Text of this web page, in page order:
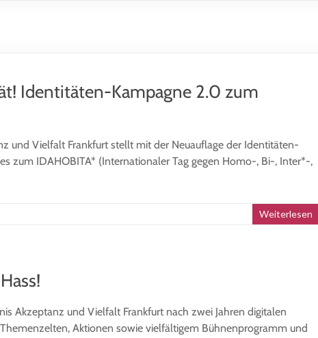
Identitäten-Kampagne 2.0 zum
und Vielfalt Frankfurt stellt mit der Neuauflage der Identitäten-
zum IDAHOBITA* (Internationaler Tag gegen Homo-, Bi-, Inter*-,
Weiterlesen
Akzeptanz und Vielfalt Frankfurt nach zwei Jahren digitalen
Aktionen sowie vielfältigem Bühnenprogramm und